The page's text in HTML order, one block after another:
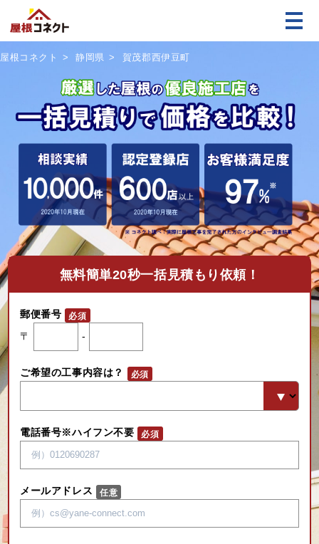
屋根コネクト 静岡県 賀茂郡西伊豆町
無料簡単20秒一括見積もり依頼！
郵便番号
〒
-
ご希望の工事内容は？
電話番号※ハイフン不要
メールアドレス